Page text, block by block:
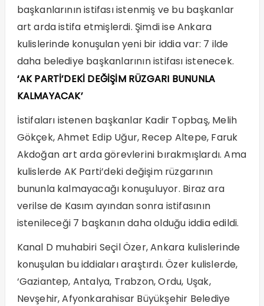
başkanlarının istifası istenmiş ve bu başkanlar
art arda istifa etmişlerdi. Şimdi ise Ankara
kulislerinde konuşulan yeni bir iddia var: 7 ilde
daha belediye başkanlarının istifası istenecek.
‘AK PARTİ’DEKİ DEĞİŞİM RÜZGARI BUNUNLA
KALMAYACAK’
İstifaları istenen başkanlar Kadir Topbaş, Melih
Gökçek, Ahmet Edip Uğur, Recep Altepe, Faruk
Akdoğanart arda görevlerini bırakmışlardı. Ama
kulislerde AK Parti’deki değişim rüzgarının
bununla kalmayacağı konuşuluyor. Biraz ara
verilse de Kasım ayından sonra istifasının
istenileceği 7 başkanın daha olduğu iddia edildi.
Kanal D muhabiri Seçil Özer, Ankara kulislerinde
konuşulan bu iddiaları araştırdı. Özer kulislerde,
‘Gaziantep, Antalya, Trabzon, Ordu, Uşak,
Nevşehir, Afyonkarahisar Büyükşehir Belediye